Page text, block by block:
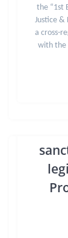
the “1st
Justice &
a cross-
with the